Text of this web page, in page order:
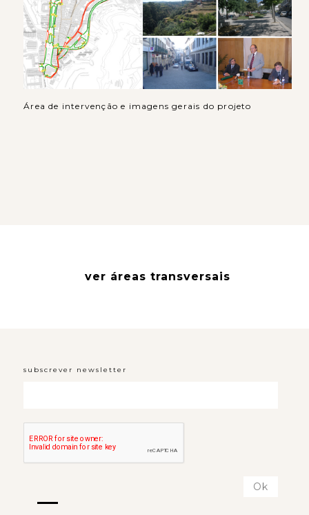
Área de intervenção e imagens gerais do projeto
ver áreas transversais
subscrever newsletter